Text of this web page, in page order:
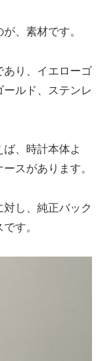
、素材です。
あり、イエローゴ
ルド、ステンレ
、時計本体よ
スがあります。
し、純正バック
す。